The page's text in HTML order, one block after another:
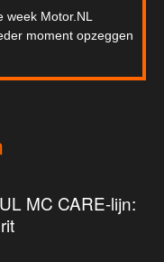
Motor.NL
moment opzeggen
MC CARE-lijn: